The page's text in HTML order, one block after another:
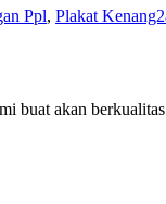
Ppl, Plakat
buat akan